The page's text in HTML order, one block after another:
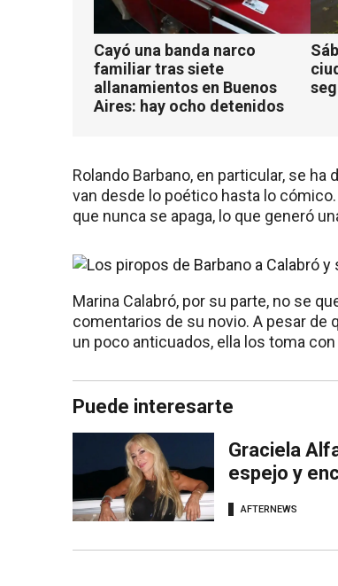
Cayó una banda narco
familiar tras siete
allanamientos en Buenos
Aires: hay ocho detenidos
Rolando Barbano, en particular, se
van desde lo poético hasta lo
que nunca se apaga, lo que generó
Marina Calabró, por su parte, no se
comentarios de su novio. A pesar de
un poco anticuados, ella los toma
Puede interesarte
Graciela
espejo y
AFTERNEWS